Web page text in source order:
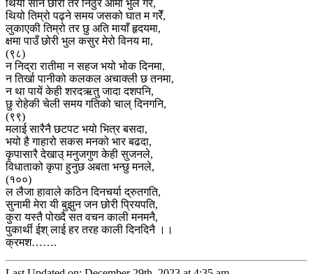
थियौ सानै छोरी तर निठुर आमा भुल गरेँ,
थियो तिम्रो पढ्ने समय जसको घात म गरेँ,
लुकाएकी तिम्रो तर छु अति मायाँ हृदयमा,
क्षमा पाउँ छोरी भुल कसुर मेरो विनय मा,
(९८)
न निद्रा रातीमा न सहज भयो भोक दिनमा,
न तिर्खा पानीको कलकल अचाक्ली छ तनमा,
न था पायें केही शरदऋतु जादा दशपनि,
छु रोहेकी चेली समय गतिको चाल् दिनगनि,
(९९)
मलाई सारैनै छटपट भयो भित्र बसदा,
भयो है गाहारो सकस मनको भार बढदा,
कृपासारै देखाउ् मनुजगुण केही सुजनले,
विधाताको कृपा हुनुछ अबता भन्छु मनले,
(१००)
ल लैजा हावाले कठिन दिनचर्या द्रुतगति,
सुनामी मेरा यी बुझुन जन छोरी प्रियपति,
कुरा यस्तै पोख्दै सत वचन काली मनमनै,
पुकार्थी ईश् लाई हर तरह काली दिनदिनै ।।
क्रमश…….